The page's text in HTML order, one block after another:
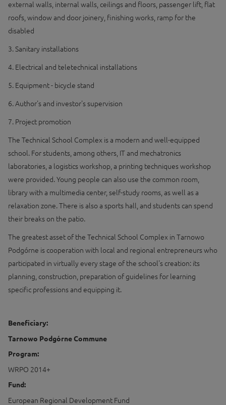
external walls, internal walls, ceilings and floors, passenger lift, flat
roofs, window and door joinery, finishing works, ramp for the
disabled
3. Sanitary installations
4. Electrical and teletechnical installations
5. Equipment - bicycle stand
6. Author's and investor's supervision
7. Project promotion
The Technical School Complex is a modern and well-equipped
school. For students, among others, IT and mechatronics
laboratories, a logistics workshop, a printing techniques workshop
were provided. Young people can also use the common room,
library with a multimedia center, self-study rooms, as well as a
relaxation zone. There is also a sports hall, and students can spend
their breaks on the patio.
The greatest asset of the Technical School Complex in Tarnowo
Podgórne is cooperation with local and regional entrepreneurs who
participated in virtually every stage of the school's creation: its
planning, construction, preparation of guidelines for learning
specific professions and equipping it.
Beneficiary:
Tarnowo Podgórne Commune
Program:
WRPO 2014+
Fund:
European Regional Development Fund